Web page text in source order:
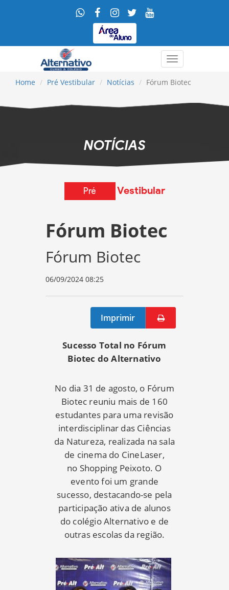
Menu
Home Pré Vestibular Notícias Fórum Biotec
NOTÍCIAS
Pré Vestibular
Fórum Biotec
Fórum Biotec
06/09/2024 08:25
Imprimir
Sucesso Total no Fórum
Biotec do Alternativo
No dia 31 de agosto, o Fórum
Biotec reuniu mais de 160
estudantes para uma revisão
interdisciplinar das Ciências
da Natureza, realizada na sala
de cinema do CineLaser,
no Shopping Peixoto. O
evento foi um grande
sucesso, destacando-se pela
participação ativa de alunos
do colégio Alternativo e de
outras escolas da região.